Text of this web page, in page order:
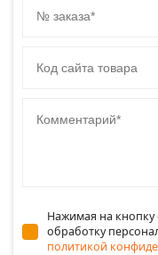
Нажимая на кнопку
обработку
политикой